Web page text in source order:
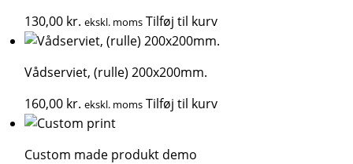
130,00 kr. ekskl. moms Tilføj til kurv
Vådserviet, (rulle) 200x200mm.
160,00 kr. ekskl. moms Tilføj til kurv
Custom made produkt demo